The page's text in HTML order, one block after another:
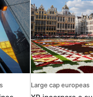
Large cap europeas